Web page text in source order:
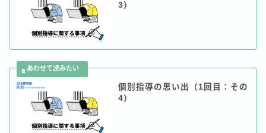
3）
個別指導の思い出（1回目：その
4）